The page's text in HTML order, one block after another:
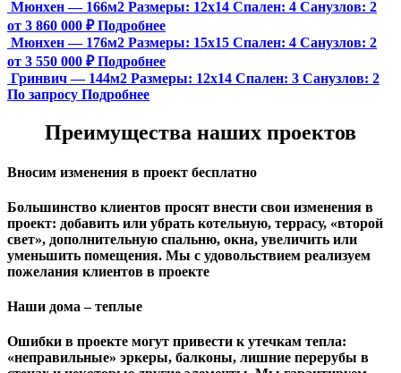
Мюнхен — 166м2 Размеры: 12х14 Спален: 4 Санузлов: 2
от 3 860 000 ₽ Подробнее
Мюнхен — 176м2 Размеры: 15х15 Спален: 4 Санузлов: 2
от 3 550 000 ₽ Подробнее
Гринвич — 144м2 Размеры: 12х14 Спален: 3 Санузлов: 2
По запросу Подробнее
Преимущества наших проектов
Вносим изменения в проект бесплатно
Большинство клиентов просят внести свои изменения в
проект: добавить или убрать котельную, террасу, «второй
свет», дополнительную спальню, окна, увеличить или
уменьшить помещения. Мы с удовольствием реализуем
пожелания клиентов в проекте
Наши дома – теплые
Ошибки в проекте могут привести к утечкам тепла:
«неправильные» эркеры, балконы, лишние перерубы в